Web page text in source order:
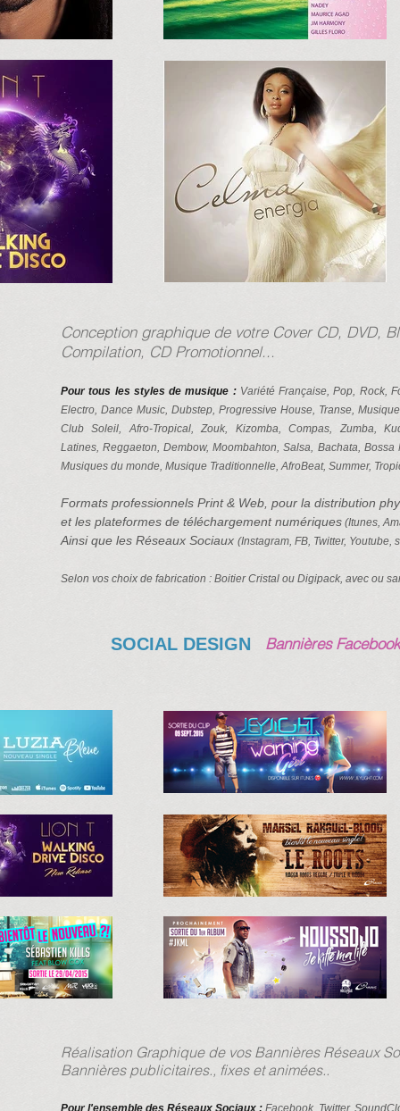
Conception graphique de votre Cover CD, DVD,
Compilation, CD Promotionnel...
Pour tous les styles de musique : Variété Française, Pop, Rock,
Electro, Dance Music, Dubstep, Progressive House, Transe,
Club Soleil,Afro-Tropical, Zouk, Kizomba, Compas, Zumba,
Latines, Reggaeton, Dembow, Moombahton, Salsa, Bachata,
Musiques du monde, Musique Traditionnelle, AfroBeat, Summer,
Formats professionnels Print & Web, pour la distribution
et les plateformes de téléchargement numériques (Itunes,
Ainsi que les Réseaux Sociaux (Instagram, FB, Twitter, Youtube,
Selon vos choix de fabrication : Boitier Cristal ou Digipack, avec ou
SOCIAL DESIGN Bannières
Réalisation Graphique de vos Bannières Réseaux
Bannières publicitaires., fixes et animées..
Pour l'ensemble des Réseaux Sociaux : Facebook, Twitter,